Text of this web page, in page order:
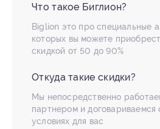
Что такое Биглион?
Biglion это про специальные
которых вы можете
скидкой от 50 до 90%
Откуда такие скидки?
Мы непосредственно
партнером и договариваемся
условиях для вас